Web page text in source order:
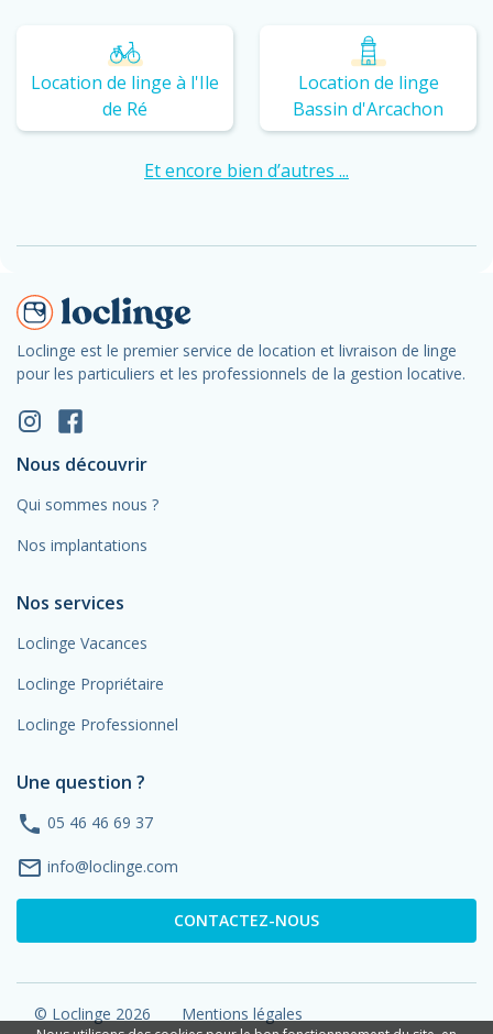
Location de linge à l'Ile
de Ré
Location de linge
Bassin d'Arcachon
Et encore bien d’autres ...
Loclinge est le premier service de location et livraison de linge
pour les particuliers et les professionnels de la gestion locative.
Nous découvrir
Qui sommes nous ?
Nos implantations
Nos services
Loclinge Vacances
Loclinge Propriétaire
Loclinge Professionnel
Une question ?
phone 05 46 46 69 37
mail_outline info@loclinge.com
CONTACTEZ-NOUS
© Loclinge 2026
Mentions légales